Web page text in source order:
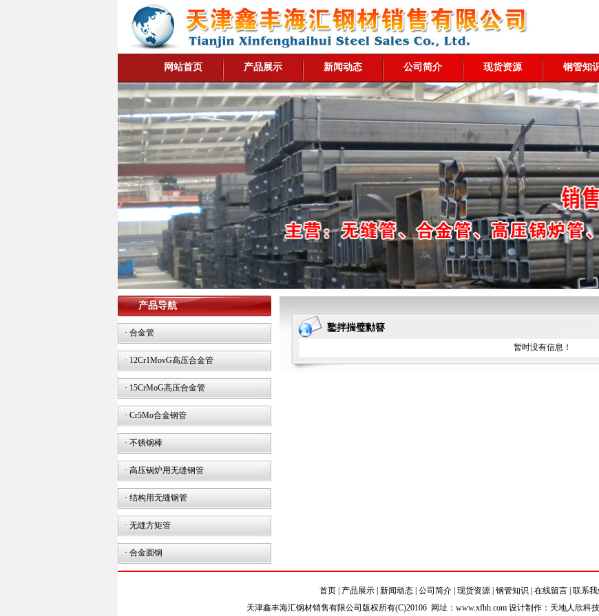
网站首页 产品展示 新闻动态 公司简介 现货资源 钢管知
产品导航
· 合金管
· 12Cr1MovG高压合金管
· 15CrMoG高压合金管
· Cr5Mo合金钢管
· 不锈钢棒
· 高压锅炉用无缝钢管
· 结构用无缝钢管
· 无缝方矩管
· 合金圆钢
鐜拌揣璧勬簮
暂时没有信息！
首页 产品展示 新闻动态 公司简介 现货资源 钢管知识 在线留言 联系我
天津鑫丰海汇钢材销售有限公司版权所有(C)20106 网址： www.xfhh.com设计制作：天地人欣科